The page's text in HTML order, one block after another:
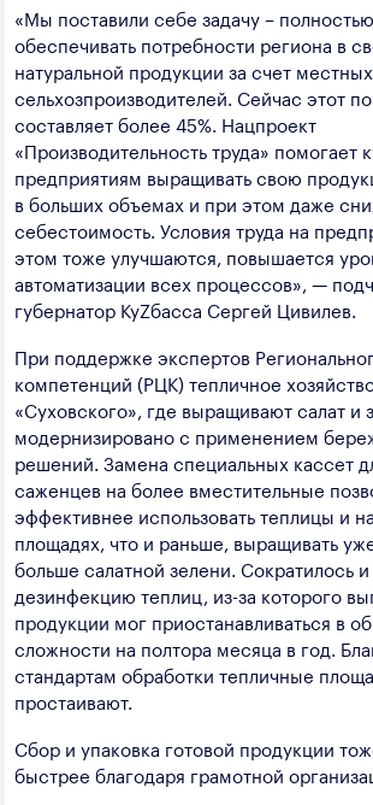
Пищевая промышленность
«Мы поставили себе задачу – полностью
обеспечивать потребности региона в
натуральной продукции за счет местных
сельхозпроизводителей. Сейчас этот
составляет более 45%. Нацпроект
«Производительность труда» помогает
предприятиям выращивать свою
в больших объемах и при этом даже
себестоимость. Условия труда на
этом тоже улучшаются, повышается
автоматизации всех процессов», —
губернатор КуZбасса Сергей Цивилев.
При поддержке экспертов
компетенций (РЦК) тепличное
«Суховского», где выращивают салат и
модернизировано с применением
решений. Замена специальных кассет
саженцев на более вместительные
эффективнее использовать теплицы и
площадях, что и раньше, выращивать
больше салатной зелени. Сократилось
дезинфекцию теплиц, из-за которого
продукции мог приостанавливаться в
сложности на полтора месяца в год.
стандартам обработки тепличные
простаивают.
Сбор и упаковка готовой продукции
быстрее благодаря грамотной